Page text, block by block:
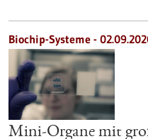
Biochip-Systeme -
Mini-Organe mit